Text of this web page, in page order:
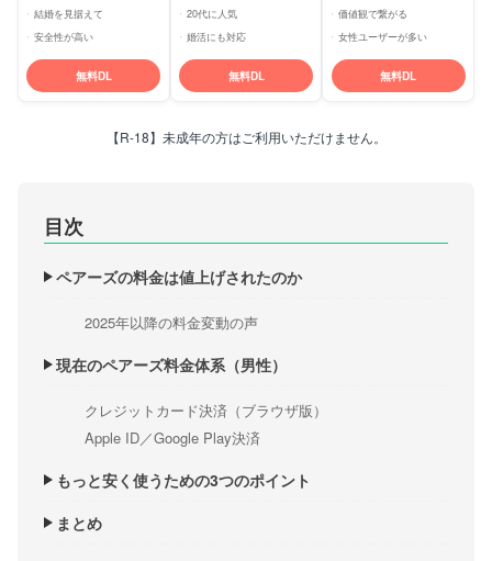
結婚を見据えて
安全性が高い
無料DL
20代に人気
婚活にも対応
無料DL
価値観で繋がる
女性ユーザーが多い
無料DL
【R-18】未成年の方はご利用いただけません。
目次
ペアーズの料金は値上げされたのか
2025年以降の料金変動の声
現在のペアーズ料金体系（男性）
クレジットカード決済（ブラウザ版）
Apple ID／Google Play決済
もっと安く使うための3つのポイント
まとめ